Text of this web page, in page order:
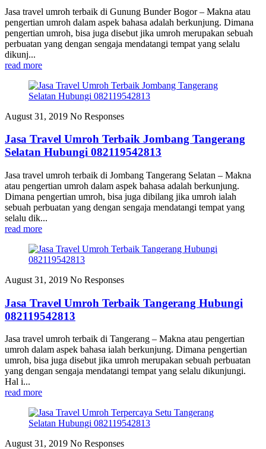
Jasa travel umroh terbaik di Gunung Bunder Bogor – Makna atau
pengertian umroh dalam aspek bahasa adalah berkunjung. Dimana
pengertian umroh, bisa juga disebut jika umroh merupakan sebuah
perbuatan yang dengan sengaja mendatangi tempat yang selalu
dikunj...
read more
August 31, 2019 No Responses
Jasa Travel Umroh Terbaik Jombang Tangerang
Selatan Hubungi 082119542813
Jasa travel umroh terbaik di Jombang Tangerang Selatan – Makna
atau pengertian umroh dalam aspek bahasa adalah berkunjung.
Dimana pengertian umroh, bisa juga dibilang jika umroh ialah
sebuah perbuatan yang dengan sengaja mendatangi tempat yang
selalu dik...
read more
August 31, 2019 No Responses
Jasa Travel Umroh Terbaik Tangerang Hubungi
082119542813
Jasa travel umroh terbaik di Tangerang – Makna atau pengertian
umroh dalam aspek bahasa ialah berkunjung. Dimana pengertian
umroh, bisa juga disebut jika umroh merupakan sebuah perbuatan
yang dengan sengaja mendatangi tempat yang selalu dikunjungi.
Hal i...
read more
August 31, 2019 No Responses